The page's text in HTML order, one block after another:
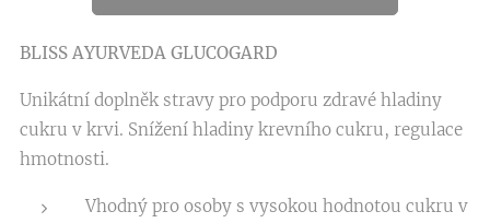
BLISS AYURVEDA GLUCOGARD
Unikátní doplněk stravy pro podporu zdravé hladiny
cukru v krvi. Snížení hladiny krevního cukru, regulace
hmotnosti.
Vhodný pro osoby s vysokou hodnotou cukru v